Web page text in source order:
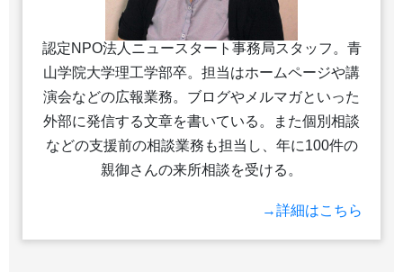
認定NPO法人ニュースタート事務局スタッフ。青
山学院大学理工学部卒。担当はホームページや講
演会などの広報業務。ブログやメルマガといった
外部に発信する文章を書いている。また個別相談
などの支援前の相談業務も担当し、年に100件の
親御さんの来所相談を受ける。
→詳細はこちら